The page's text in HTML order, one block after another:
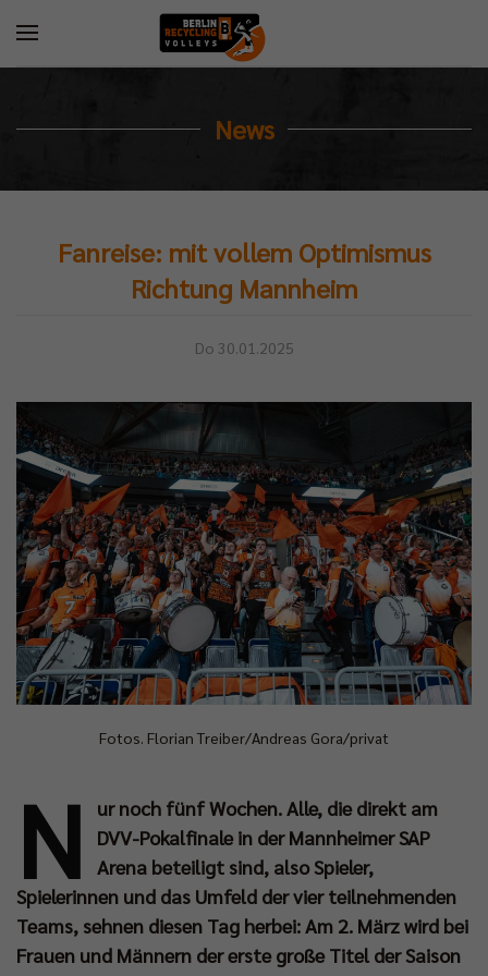
News
Fanreise: mit vollem Optimismus
Richtung Mannheim
Do 30.01.2025
Fotos. Florian Treiber/Andreas Gora/privat
N
ur noch fünf Wochen. Alle, die direkt am
DVV-Pokalfinale in der Mannheimer SAP
Arena beteiligt sind, also Spieler,
Spielerinnen und das Umfeld der vier teilnehmenden
Teams, sehnen diesen Tag herbei: Am 2. März wird bei
Frauen und Männern der erste große Titel der Saison